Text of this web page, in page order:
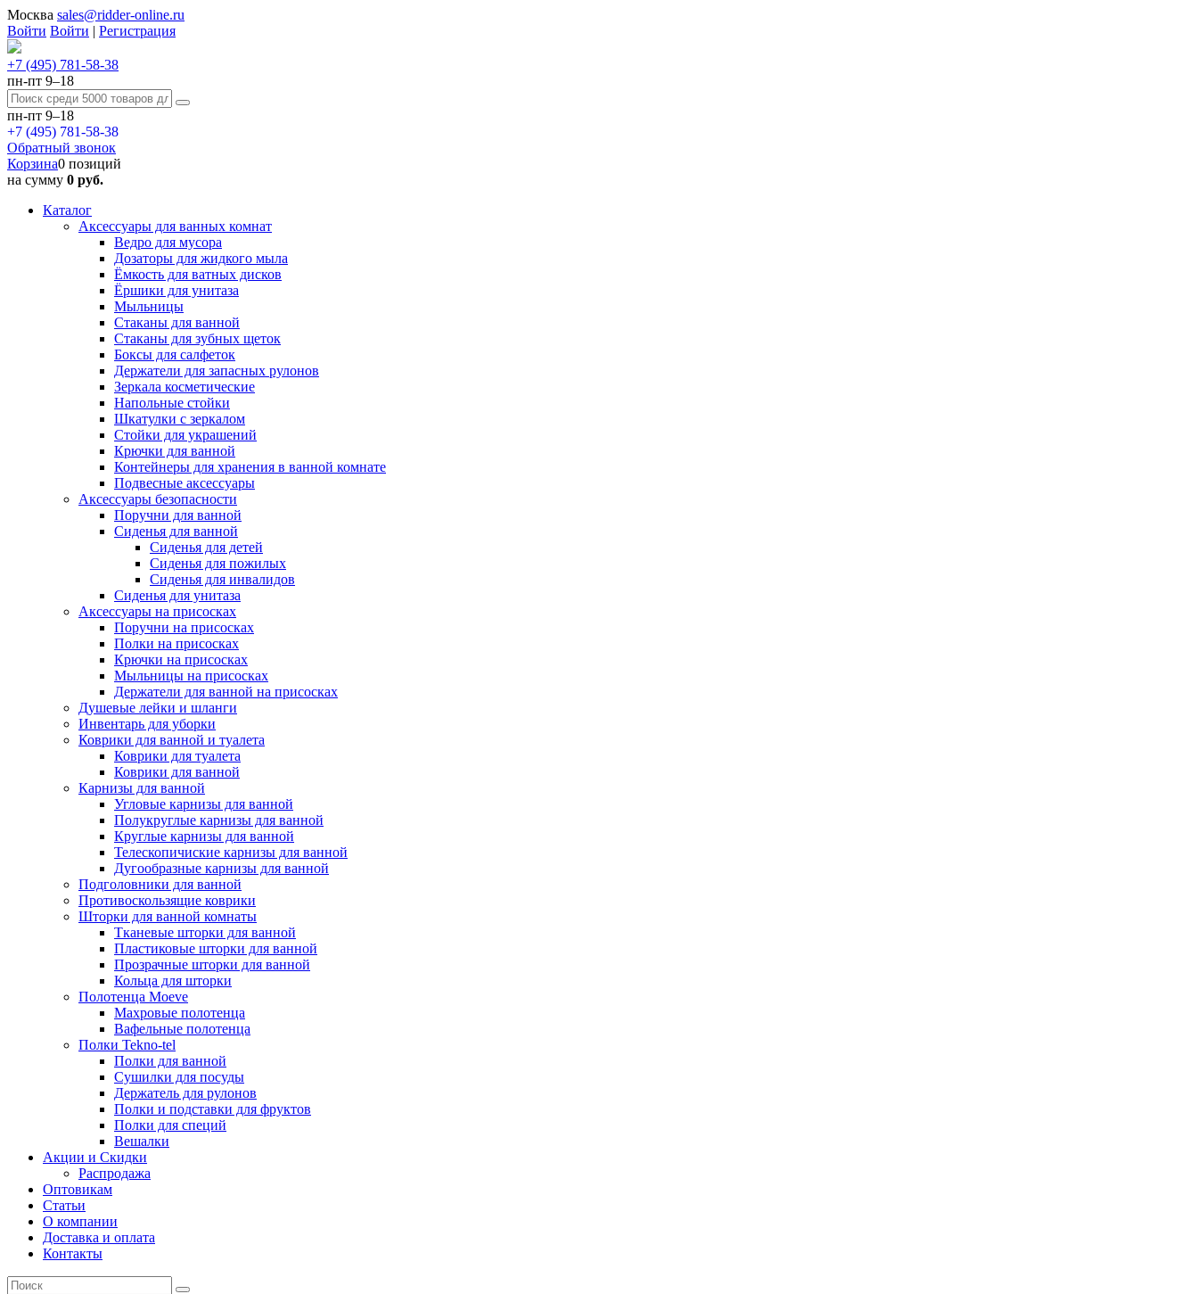
Москва sales@ridder-online.ru
Войти Войти | Регистрация
+7 (495) 781-58-38
пн-пт 9–18
пн-пт 9–18
+7 (495) 781-58-38
Обратный звонок
Корзина0 позиций
на сумму 0 руб.
Каталог
Аксессуары для ванных комнат
Ведро для мусора
Дозаторы для жидкого мыла
Ёмкость для ватных дисков
Ёршики для унитаза
Мыльницы
Стаканы для ванной
Стаканы для зубных щеток
Боксы для салфеток
Держатели для запасных рулонов
Зеркала косметические
Напольные стойки
Шкатулки с зеркалом
Стойки для украшений
Крючки для ванной
Контейнеры для хранения в ванной комнате
Подвесные аксессуары
Аксессуары безопасности
Поручни для ванной
Сиденья для ванной
Сиденья для детей
Сиденья для пожилых
Сиденья для инвалидов
Сиденья для унитаза
Аксессуары на присосках
Поручни на присосках
Полки на присосках
Крючки на присосках
Мыльницы на присосках
Держатели для ванной на присосках
Душевые лейки и шланги
Инвентарь для уборки
Коврики для ванной и туалета
Коврики для туалета
Коврики для ванной
Карнизы для ванной
Угловые карнизы для ванной
Полукруглые карнизы для ванной
Круглые карнизы для ванной
Телескопичиские карнизы для ванной
Дугообразные карнизы для ванной
Подголовники для ванной
Противоскользящие коврики
Шторки для ванной комнаты
Тканевые шторки для ванной
Пластиковые шторки для ванной
Прозрачные шторки для ванной
Кольца для шторки
Полотенца Moeve
Махровые полотенца
Вафельные полотенца
Полки Tekno-tel
Полки для ванной
Сушилки для посуды
Держатель для рулонов
Полки и подставки для фруктов
Полки для специй
Вешалки
Акции и Скидки
Распродажа
Оптовикам
Статьи
О компании
Доставка и оплата
Контакты